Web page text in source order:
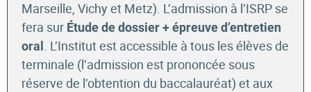
Marseille, Vichy et Metz). L’admission à l’ISRP se
fera sur Étude de dossier + épreuve d’entretien
oral . L’Institut est accessible à tous les élèves de
terminale (l’admission est prononcée sous
réserve de l’obtention du baccalauréat) et aux